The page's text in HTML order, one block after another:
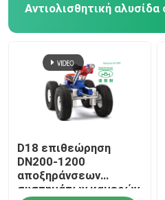
D18 επιθεώρηση
DN200-1200
αποξηράνσεων
συστημάτων καμερών